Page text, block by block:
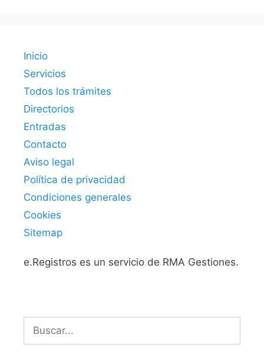
Inicio
Servicios
Todos los trámites
Directorios
Entradas
Contacto
Aviso legal
Política de privacidad
Condiciones generales
Cookies
Sitemap
e.Registros es un servicio de RMA Gestiones.
Buscar: